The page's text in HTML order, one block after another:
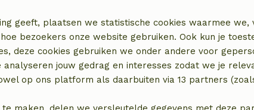
Keuken
Keuken
Afwasmachine
Koel-/vriescombinatie
Gasfornuis
geeft, plaatsen we statistische cookies waarmee we,
bezoekers onze website gebruiken. Ook kun je
deze cookies gebruiken we onder andere voor
analyseren jouw gedrag en interesses zodat we je
op ons platform als daarbuiten via 13 partners